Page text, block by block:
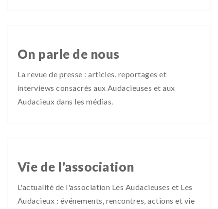
On parle de nous
La revue de presse : articles, reportages et
interviews consacrés aux Audacieuses et aux
Audacieux dans les médias.
Vie de l'association
L'actualité de l'association Les Audacieuses et Les
Audacieux : événements, rencontres, actions et vie